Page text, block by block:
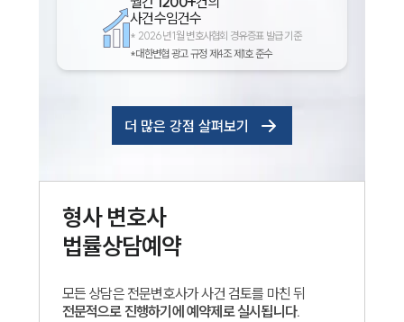
사건수임건수
* 2026년 1월 변호사협회 경유증표 발급 기준
*대한변협 광고 규정 제4조 제1호 준수
더 많은 강점 살펴보기
형사변호사
법률상담예약
모든 상담은 전문변호사가 사건 검토를 마친 뒤
전문적으로 진행하기에 예약제로 실시됩니다.